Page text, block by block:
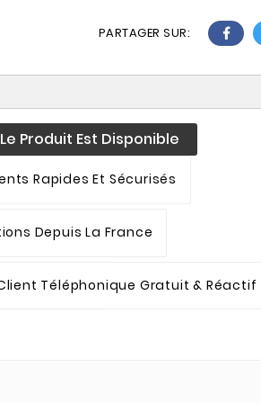
PARTAGER SUR:
Produit Est Disponible
Rapides Et Sécurisés
Depuis La France
Téléphonique Gratuit & Réactif